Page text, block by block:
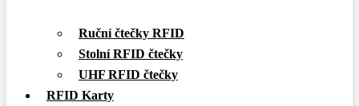
Ruční čtečky RFID
Stolní RFID čtečky
UHF RFID čtečky
RFID Karty